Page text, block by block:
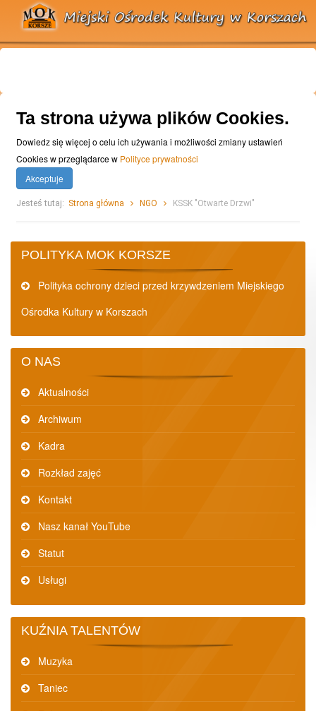
Ta strona używa plików Cookies.
Dowiedz się więcej o celu ich używania i możliwości zmiany ustawień
Cookies w przeglądarce w Polityce prywatności
Akceptuje
Jesteś tutaj: Strona główna NGO KSSK "Otwarte Drzwi"
POLITYKA MOK KORSZE
Polityka ochrony dzieci przed krzywdzeniem Miejskiego
Ośrodka Kultury w Korszach
O NAS
Aktualności
Archiwum
Kadra
Rozkład zajęć
Kontakt
Nasz kanał YouTube
Statut
Usługi
KUŹNIA TALENTÓW
Muzyka
Taniec